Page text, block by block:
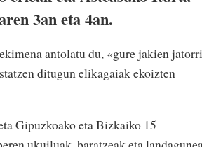
3an eta 4an.
antolatu du, «gure jakien
ditugun elikagaiak ekoizten
Gipuzkoako eta Bizkaiko 15